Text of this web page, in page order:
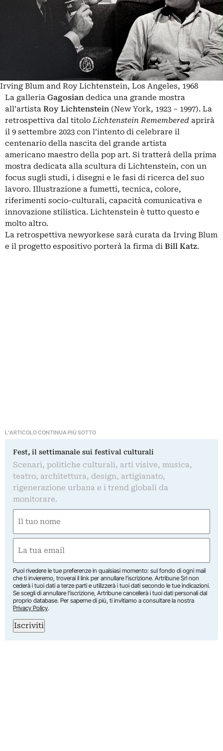
Irving Blum and Roy Lichtenstein, Los Angeles, 1968
La galleria Gagosian dedica una grande mostra
all’artista Roy Lichtenstein (New York, 1923 – 1997). La
retrospettiva dal titoloLichtenstein Remembered aprirà
il 9 settembre 2023 con l’intento di celebrare il
centenario della nascita del grande artista
americano maestro della pop art. Si tratterà della prima
mostra dedicata alla scultura di Lichtenstein, con un
focus sugli studi, i disegni e le fasi di ricerca del suo
lavoro. Illustrazione a fumetti, tecnica, colore,
riferimenti socio-culturali, capacità comunicativa e
innovazione stilistica. Lichtenstein è tutto questo e
molto altro.
La retrospettiva newyorkese sarà curata da Irving Blum
e il progetto espositivo porterà la firma di Bill Katz.
L'ARTICOLO CONTINUA PIÙ SOTTO
Fest, il settimanale sui festival culturali
Scenari, politiche culturali, arti visive, musica,
teatro, architettura, design, artigianato,
rigenerazione urbana e i trend globali da
monitorare.
(Required)
First
(Required)
Puoi rivedere le tue preferenze in qualsiasi momento: sul fondo di ogni mail
che ti invieremo, troverai il link per annullare l’iscrizione. Artribune Srl non
cederà i tuoi dati a terze parti e utilizzerà i tuoi dati secondo le tue indicazioni.
Se scegli di annullare l’iscrizione, Artribune cancellerà i tuoi dati personali dal
proprio database. Per saperne di più, ti invitiamo a consultare la nostra
Privacy Policy.
Iscriviti